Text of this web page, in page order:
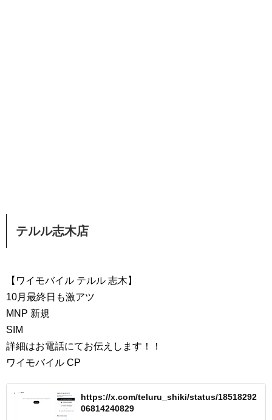
テルル志木店
【ワイモバイル テルル 志木】
10月最終日も激アツ
MNP 新規
SIM
詳細はお電話にてお伝えします！！
ワイモバイル CP
https://x.com/teluru_shiki/status/18518292
06814240829